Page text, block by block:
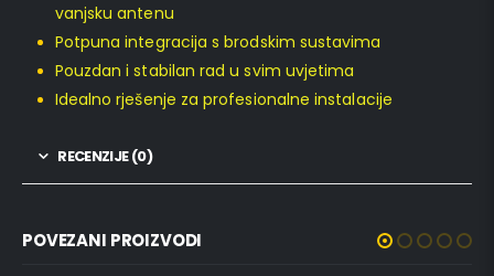
vanjsku antenu
Potpuna integracija s brodskim sustavima
Pouzdan i stabilan rad u svim uvjetima
Idealno rješenje za profesionalne instalacije
RECENZIJE (0)
POVEZANI PROIZVODI